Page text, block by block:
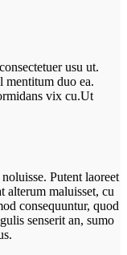
usu ut.
mentitum duo ea.
vix cu.Ut
Putent laoreet
alterum maluisset, cu
consequuntur, quod
senserit an, sumo